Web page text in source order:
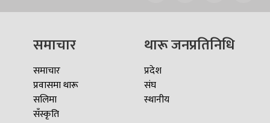
समाचार
समाचार
प्रवासमा थारू
सलिमा
सँस्कृति
थारू जनप्रतिनिधि
प्रदेश
संघ
स्थानीय